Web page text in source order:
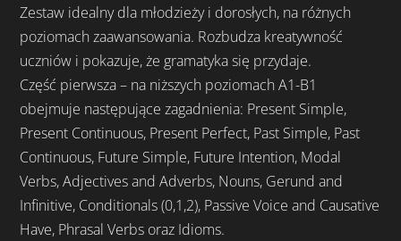
Zestaw idealny dla młodzieży i dorosłych, na różnych
poziomach zaawansowania. Rozbudza kreatywność
uczniów i pokazuje, że gramatyka się przydaje.
Część pierwsza – na niższych poziomach A1-B1
obejmuje następujące zagadnienia: Present Simple,
Present Continuous, Present Perfect, Past Simple, Past
Continuous, Future Simple, Future Intention, Modal
Verbs, Adjectives and Adverbs, Nouns, Gerund and
Infinitive, Conditionals (0,1,2), Passive Voice and Causative
Have, Phrasal Verbs oraz Idioms.